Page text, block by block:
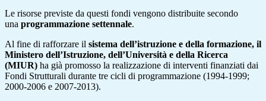
Le risorse previste da questi fondi vengono distribuite secondo
una programmazione settennale.
Al fine di rafforzare il sistema dell’istruzione e della formazione, il
Ministero dell’Istruzione, dell’Università e della Ricerca
(MIUR) ha già promosso la realizzazione di interventi finanziati dai
Fondi Strutturali durante tre cicli di programmazione (1994-1999;
2000-2006 e 2007-2013).